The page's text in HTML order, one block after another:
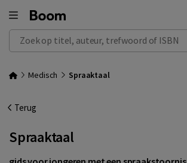
Zoek op titel, auteur, trefwoord of ISBN
Medisch Spraaktaal
Terug
Spraaktaal